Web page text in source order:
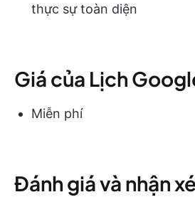
thực sự toàn diện
Giá của Lịch
Miễn phí
Đánh giá và nhận